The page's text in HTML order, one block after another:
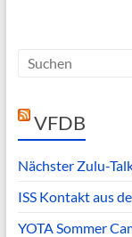
VFDB
Nächster Zulu-
ISS Kontakt aus
YOTA Sommer